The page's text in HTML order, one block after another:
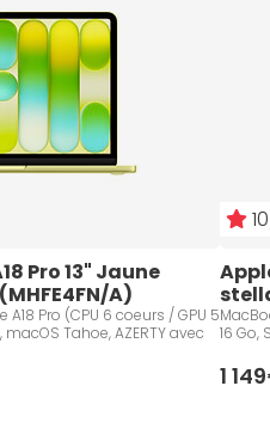
Pro 13" Jaune
A)
A18 Pro (CPU 6 coeurs / GPU 5
macOS Tahoe, AZERTY avec
16 Go,
1